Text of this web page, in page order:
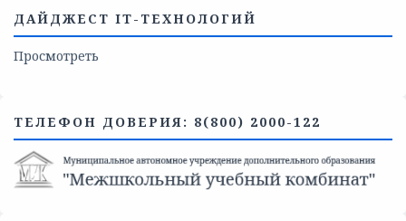
ДАЙДЖЕСТ IT-ТЕХНОЛОГИЙ
Просмотреть
ТЕЛЕФОН ДОВЕРИЯ: 8(800) 2000-122